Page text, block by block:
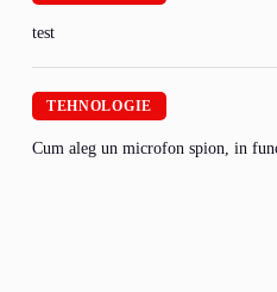
test
TEHNOLOGIE
Cum aleg un microfon spion, in